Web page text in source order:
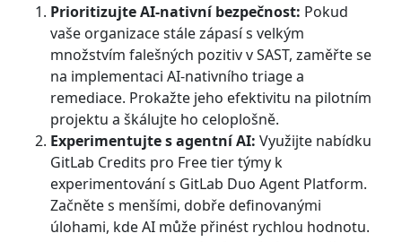
Prioritizujte AI-nativní bezpečnost: Pokud
vaše organizace stále zápasí s velkým
množstvím falešných pozitiv v SAST, zaměřte se
na implementaci AI-nativního triage a
remediace. Prokažte jeho efektivitu na pilotním
projektu a škálujte ho celoplošně.
Experimentujte s agentní AI: Využijte nabídku
GitLab Credits pro Free tier týmy k
experimentování s GitLab Duo Agent Platform.
Začněte s menšími, dobře definovanými
úlohami, kde AI může přinést rychlou hodnotu.